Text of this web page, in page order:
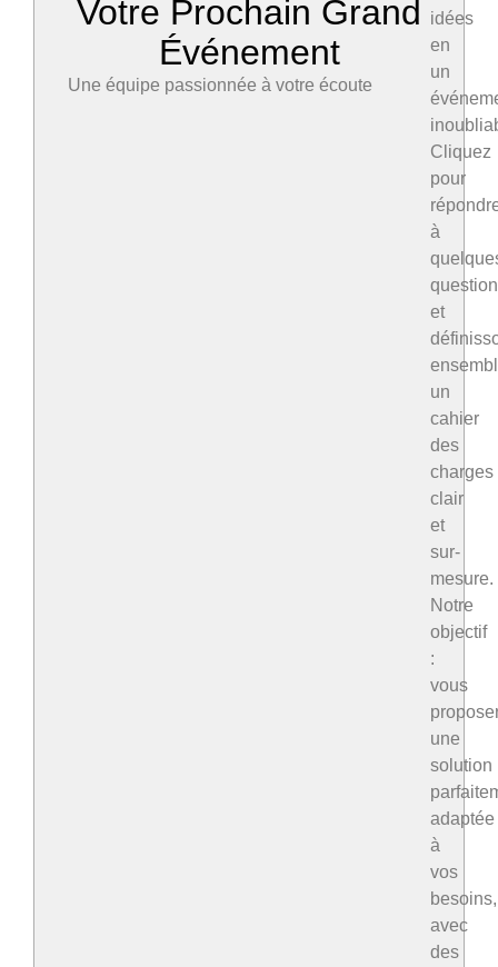
Votre Prochain Grand
Événement
Une équipe passionnée à votre écoute
idées
en
un
Cliquez
pour
à
et
un
cahier
des
charges
clair
et
sur-
mesure.
Notre
objectif
:
vous
une
solution
adaptée
à
vos
besoins,
avec
des